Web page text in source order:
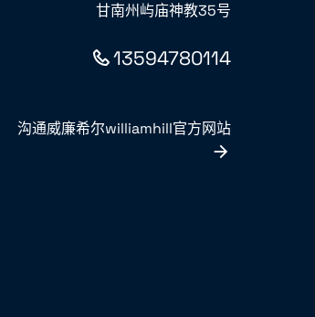
甘南州屿庙神教35号
13594780114
沟通威廉希尔williamhill官方网站